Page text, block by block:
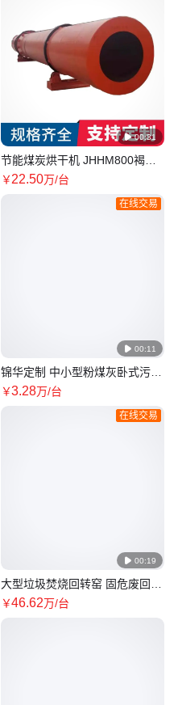
 00:31
节能煤炭烘干机 JHHM800褐煤
烘干设备 滚筒结构 减少沫子
￥22.50万/台
 00:11
在线交易
锦华定制 中小型粉煤灰卧式污泥
矿渣脱水烘干机 全国质保
￥3.28万/台
 00:19
在线交易
大型垃圾焚烧回转窑 固危废回转
烘干设备 不锈钢氧化锌烘干机
￥46.62万/台